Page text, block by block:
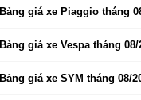
Bảng giá xe Piaggio tháng
Bảng giá xe Vespa tháng 08/
Bảng giá xe SYM tháng 08/